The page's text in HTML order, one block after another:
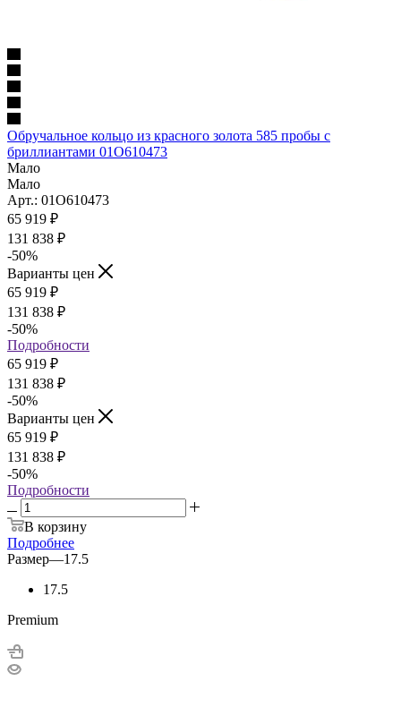
Обручальное кольцо из красного золота 585 пробы с
бриллиантами 01О610473
Мало
Мало
Арт.: 01О610473
65 919 ₽
131 838 ₽
-50%
Варианты цен
65 919 ₽
131 838 ₽
-50%
Подробности
65 919 ₽
131 838 ₽
-50%
Варианты цен
65 919 ₽
131 838 ₽
-50%
Подробности
В корзину
Подробнее
Размер—17.5
17.5
Premium